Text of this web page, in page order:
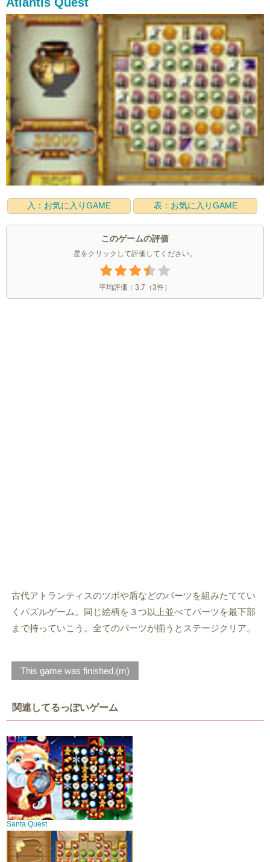
入：お気に入りGAME 表：お気に入りGAME
このゲームの評価
星をクリックして評価してください。
平均評価： 3.7 （3件）
古代アトランティスのツボや盾などのパーツを組みたててい
くパズルゲーム。同じ絵柄を３つ以上並べてパーツを最下部
まで持っていこう。全てのパーツが揃うとステージクリア。
This game was finished.(m)
関連してるっぽいゲーム
Santa Quest